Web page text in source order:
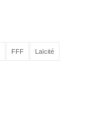
FFF Laïcité